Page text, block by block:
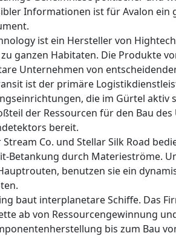
Informationen ist für Avalon ein
ist ein Hersteller von
ganzen Habitaten. Die Produkte
Unternehmen von
ist der primäre
die im Gürtel aktiv
der Ressourcen für den Bau
bereit.
Co. und Stellar Silk Road
Betankung durch Materieströme.
benutzen sie ein
baut interplanetare Schiffe. Das
ab von Ressourcengewinnung
bis zum Bau